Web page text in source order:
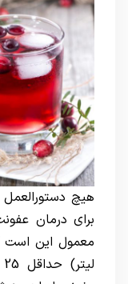
هیچ
برای درمان